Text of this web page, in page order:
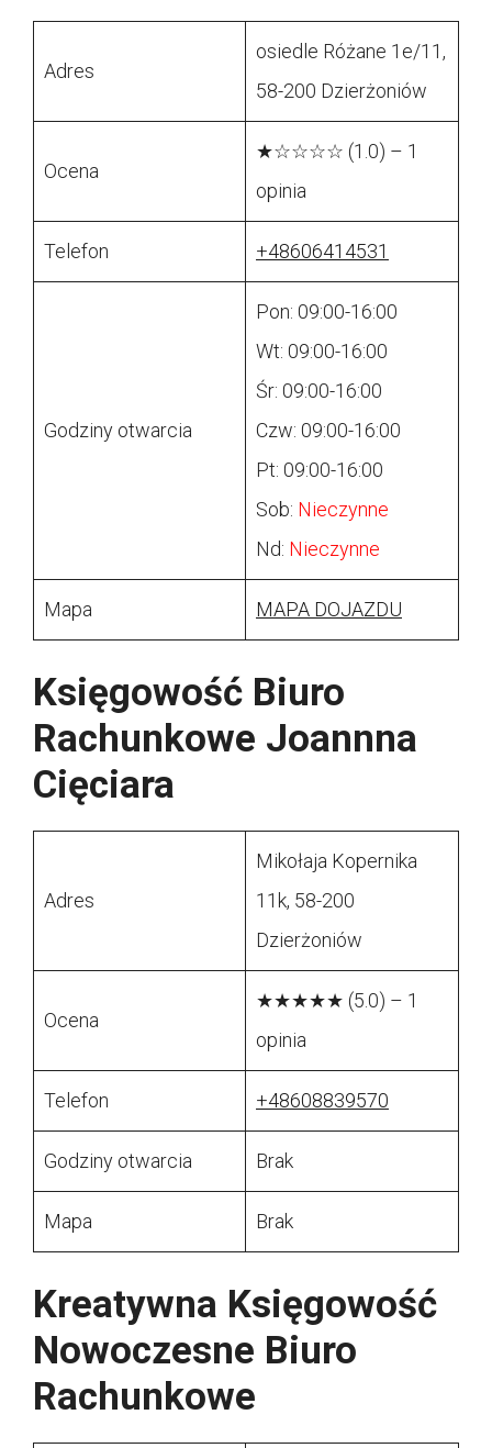
Adres
osiedle Różane 1e/11,
58-200 Dzierżoniów
Ocena
★☆☆☆☆ (1.0) – 1
opinia
Telefon +48606414531
Godziny otwarcia
Pon: 09:00-16:00
Wt: 09:00-16:00
Śr: 09:00-16:00
Czw: 09:00-16:00
Pt: 09:00-16:00
Sob: Nieczynne
Nd: Nieczynne
Mapa MAPA DOJAZDU
Księgowość Biuro
Rachunkowe Joannna
Cięciara
Adres
Mikołaja Kopernika
11k, 58-200
Dzierżoniów
Ocena
★★★★★ (5.0) – 1
opinia
Telefon +48608839570
Godziny otwarcia Brak
Mapa Brak
Kreatywna Księgowość
Nowoczesne Biuro
Rachunkowe